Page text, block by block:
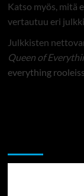
Katso myös, mitä
vertautuu eri
Julkkisten
Queen of
everything